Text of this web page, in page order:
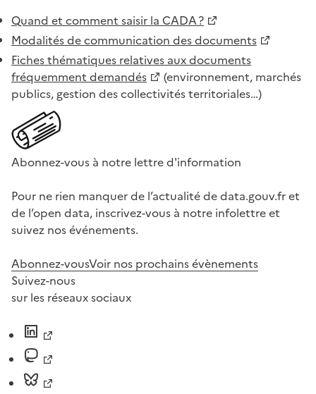
Quand et comment saisir la CADA ?
Modalités de communication des documents
Fiches thématiques relatives aux documents
fréquemment demandés
(environnement, marchés
publics, gestion des collectivités territoriales…)
Abonnez-vous à notre lettre d'information
Pour ne rien manquer de l’actualité de data.gouv.fr et
de l’open data, inscrivez-vous à notre infolettre et
suivez nos événements.
Abonnez-vousVoir nos prochains évènements
Suivez-nous
sur les réseaux sociaux